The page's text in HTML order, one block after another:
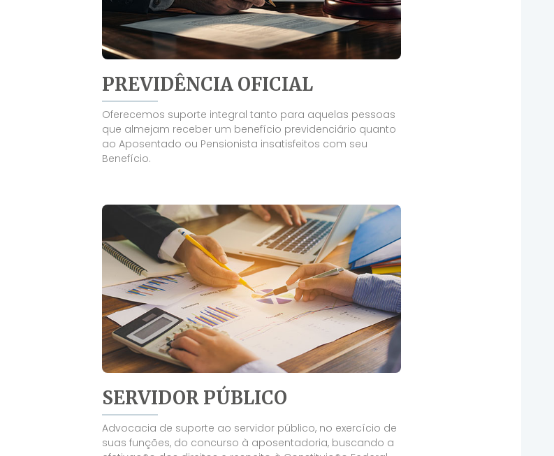
PREVIDÊNCIA OFICIAL
Oferecemos suporte integral tanto para aquelas pessoas
que almejam receber um benefício previdenciário quanto
ao Aposentado ou Pensionista insatisfeitos com seu
Benefício.
SERVIDOR PÚBLICO
Advocacia de suporte ao servidor público, no exercício de
suas funções, do concurso à aposentadoria, buscando a